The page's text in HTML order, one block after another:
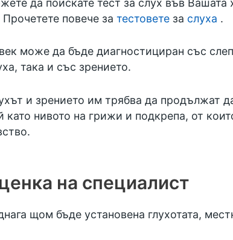
да поискате тест за слух във Вашата
Прочетете повече за тестоветеза слуха .
може да бъде диагностициран със
така и със зрението.
и зрението им трябва да продължат
като нивото на грижи и подкрепа, от
на специалист
щом бъде установена глухотата,